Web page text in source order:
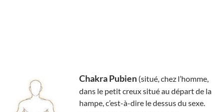
Chakra Pubien (situé, chez l’homme,
dans le petit creux situé au départ de la
hampe, c’est-à-dire le dessus du sexe.